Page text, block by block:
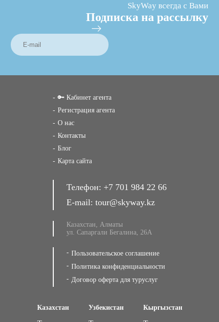
SkyWay всегда с Вами
Подписка на рассылку
🔑 Кабинет агента
Регистрация агента
О нас
Контакты
Блог
Карта сайта
Телефон: +7 701 984 22 66
E-mail: tour@skyway.kz
Казахстан, Алматы
ул. Сапаргали Бегалина, 26А
Пользовательское соглашение
Политика конфиденциальности
Договор оферта для туруслуг
Казахстан Узбекистан Кыргызстан